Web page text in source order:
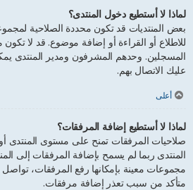
لماذا لا أستطيع دخول المنتدى؟
بعض المنتديات قد تكون محددة الصلاحية
للاطلاع أو القراءة أو إضافة موضوع. قد لا
المسجلين. وحدهم المشرفون ومدير المنتدى
عليك الاتصال بهم.
أعلى
لماذا لا أستطيع إضافة المرفقات؟
صلاحيات المرفقات تمنح على مستوى المنتدى
المنتدى ربما لم يسمح بإضافة المرفقات إلى
مجموعات معينة بإمكانها رفع المرفقات، تواصل
متأكد من سبب تعذر إضافة مرفقات.